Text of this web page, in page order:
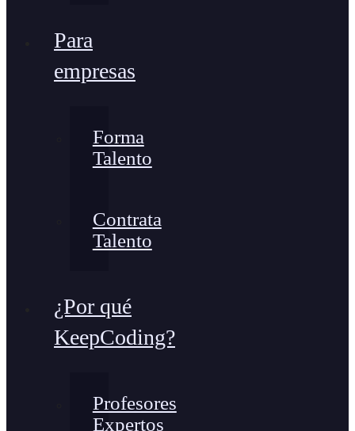
Para
empresas
Forma
Talento
Contrata
Talento
¿Por qué
KeepCoding?
Profesores
Expertos